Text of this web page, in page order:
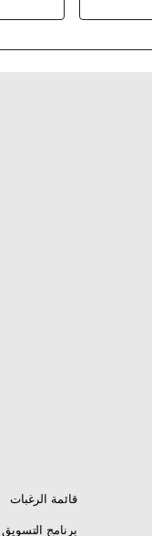
قائمة الرغبات
برنامج التسويق